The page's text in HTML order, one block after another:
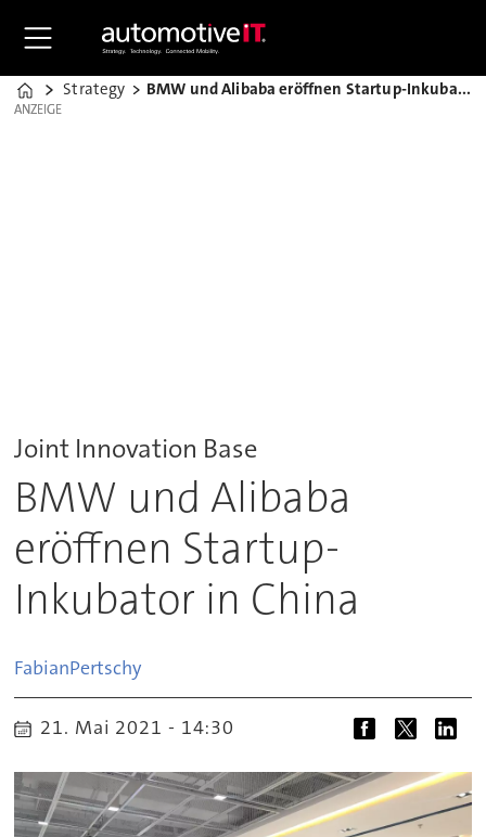
Home
Strategy BMW und Alibaba eröffnen Startup-Inkubator in China
ANZEIGE
ANZEIGE
Joint Innovation Base
BMW und Alibaba
eröffnen Startup-
Inkubator in China
FabianPertschy
21. Mai 2021 - 14:30